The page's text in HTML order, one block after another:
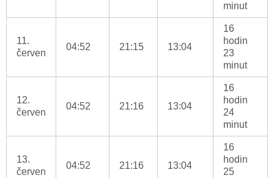
minut
11.
červen
04:52 21:15 13:04
16
hodin
23
minut
12.
červen
04:52 21:16 13:04
16
hodin
24
minut
13.
červen
04:52 21:16 13:04
16
hodin
25